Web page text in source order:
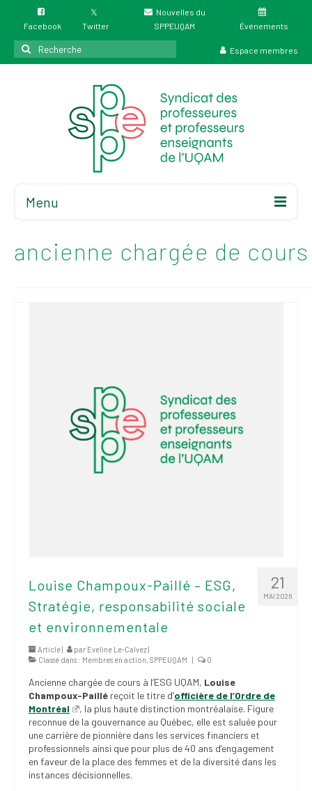
Facebook Twitter
Nouvelles du
SPPEUQAM
Événements
Rechercher
:
Espace membres
Menu
Élections
Statuts et
règlements
Politiques
d’écran – Place à
notre valorisation
Vignettes
Publications
Nouvelles du
SPPEUQAM
Communiqués
ancienne chargée de cours
21
MAI 2026
Louise Champoux-Paillé – ESG,
Stratégie, responsabilité sociale
et environnementale
Article | par Eveline Le-Calvez|
Classé dans : Membres en action, SPPEUQAM | 0
Ancienne chargée de cours à l’ESG UQAM, Louise
Champoux-Paillé reçoit le titre d’officière de l’Ordre de
Montréal
, la plus haute distinction montréalaise. Figure
reconnue de la gouvernance au Québec, elle est saluée pour
une carrière de pionnière dans les services financiers et
professionnels ainsi que pour plus de 40 ans d’engagement
en faveur de la place des femmes et de la diversité dans les
instances décisionnelles.